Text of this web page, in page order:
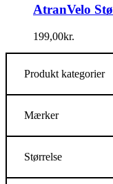
AtranVelo
199,00kr.
Produkt kategorier
Mærker
Størrelse